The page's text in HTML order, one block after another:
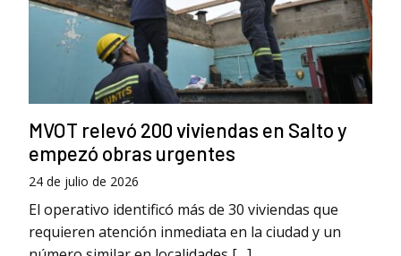
MVOT relevó 200 viviendas en Salto y
empezó obras urgentes
24 de julio de 2026
El operativo identificó más de 30 viviendas que
requieren atención inmediata en la ciudad y un